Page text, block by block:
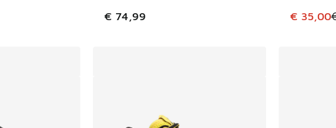
€ 74,99 Cet
€ 35,00